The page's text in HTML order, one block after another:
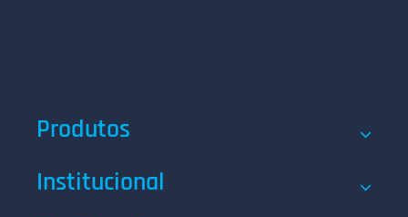
Produtos
Institucional